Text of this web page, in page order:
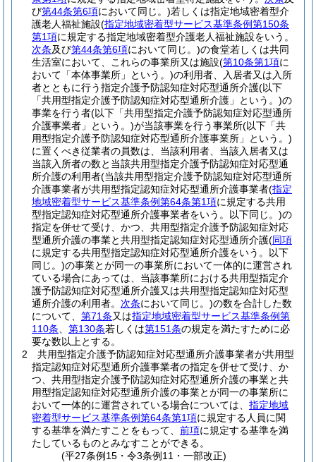
び第44条第6項において同じ。)若しくは指定地域密着型介
護老人福祉施設(指定地域密着型サービス基準条例第150条
第1項に規定する指定地域密着型介護老人福祉施設をいう。
次条及び第44条第6項において同じ。)の食堂若しくは共同
生活室において、これらの事業所又は施設(第10条第1項に
おいて「本体事業所」という。)の利用者、入居者又は入所
者とともに行う指定介護予防認知症対応型通所介護(以下
「共用型指定介護予防認知症対応型通所介護」という。)の
事業を行う者(以下「共用型指定介護予防認知症対応型通所
介護事業者」という。)が当該事業を行う事業所(以下「共
用型指定介護予防認知症対応型通所介護事業所」という。)
に置くべき従業者の員数は、当該利用者、当該入居者又は
当該入所者の数と当該共用型指定介護予防認知症対応型通
所介護の利用者(当該共用型指定介護予防認知症対応型通所
介護事業者が共用型指定認知症対応型通所介護事業者(指定
地域密着型サービス基準条例第64条第1項に規定する共用
型指定認知症対応型通所介護事業者をいう。以下同じ。)の
指定を併せて受け、かつ、共用型指定介護予防認知症対応
型通所介護の事業と共用型指定認知症対応型通所介護(同項
に規定する共用型指定認知症対応型通所介護をいう。以下
同じ。)の事業とが同一の事業所において一体的に運営され
ている場合にあっては、当該事業所における共用型指定介
護予防認知症対応型通所介護又は共用型指定認知症対応型
通所介護の利用者。 次条において同じ。)の数を合計した数
について、 第71条又は指定地域密着型サービス基準条例第
110条
第130条若しくは第151条の規定を満たすために必
要な数以上とする。
2
共用型指定介護予防認知症対応型通所介護事業者が共用型
指定認知症対応型通所介護事業者の指定を併せて受け、か
つ、共用型指定介護予防認知症対応型通所介護の事業と共
用型指定認知症対応型通所介護の事業とが同一の事業所に
おいて一体的に運営されている場合については、 指定地域
密着型サービス基準条例第64条第1項に規定する人員に関
する基準を満たすことをもって、 前項に規定する基準を満
たしているものとみなすことができる。
(平27条例15・令3条例11・一部改正)